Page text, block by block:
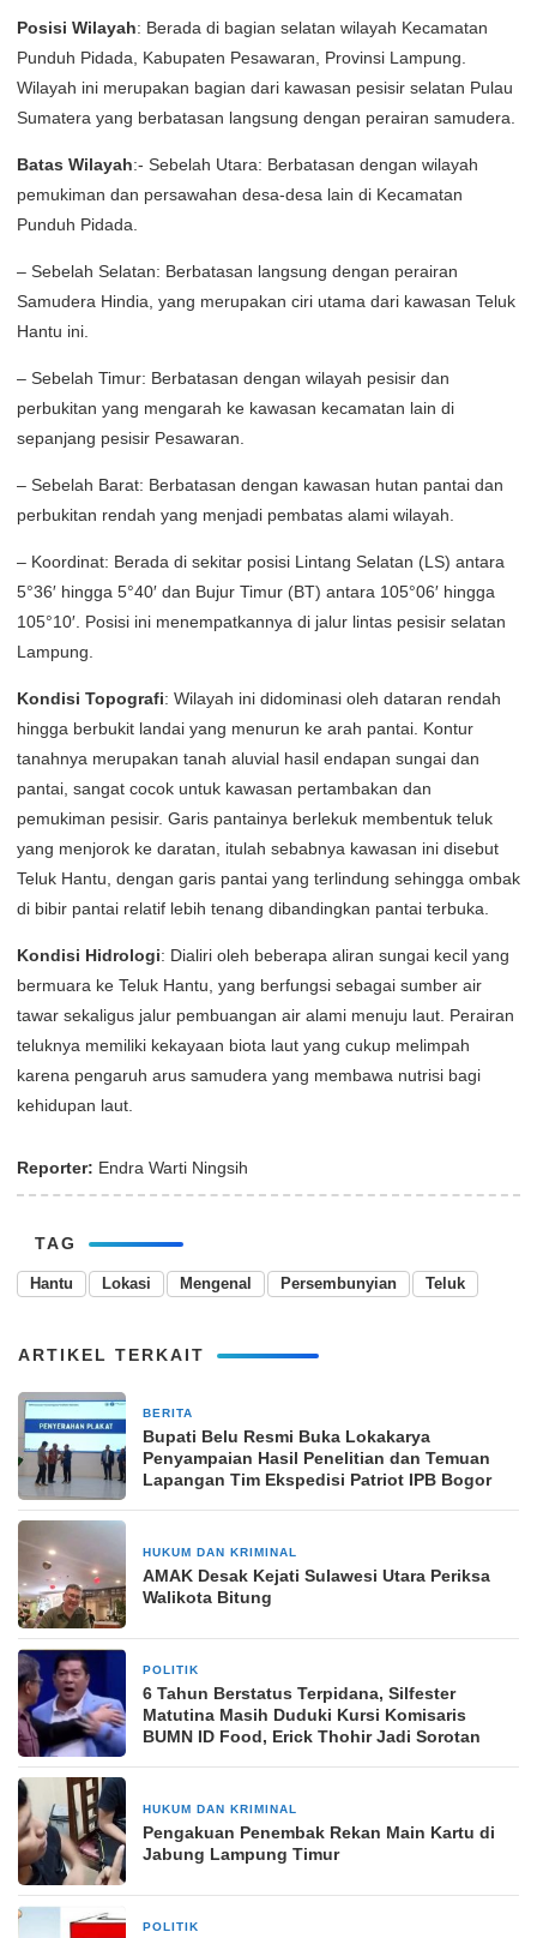
Posisi Wilayah: Berada di bagian selatan wilayah Kecamatan
Punduh Pidada, Kabupaten Pesawaran, Provinsi Lampung.
Wilayah ini merupakan bagian dari kawasan pesisir selatan Pulau
Sumatera yang berbatasan langsung dengan perairan samudera.
Batas Wilayah:- Sebelah Utara: Berbatasan dengan wilayah
pemukiman dan persawahan desa-desa lain di Kecamatan
Punduh Pidada.
– Sebelah Selatan: Berbatasan langsung dengan perairan
Samudera Hindia, yang merupakan ciri utama dari kawasan Teluk
Hantu ini.
– Sebelah Timur: Berbatasan dengan wilayah pesisir dan
perbukitan yang mengarah ke kawasan kecamatan lain di
sepanjang pesisir Pesawaran.
– Sebelah Barat: Berbatasan dengan kawasan hutan pantai dan
perbukitan rendah yang menjadi pembatas alami wilayah.
– Koordinat: Berada di sekitar posisi Lintang Selatan (LS) antara
5°36′ hingga 5°40′ dan Bujur Timur (BT) antara 105°06′ hingga
105°10′. Posisi ini menempatkannya di jalur lintas pesisir selatan
Lampung.
Kondisi Topografi: Wilayah ini didominasi oleh dataran rendah
hingga berbukit landai yang menurun ke arah pantai. Kontur
tanahnya merupakan tanah aluvial hasil endapan sungai dan
pantai, sangat cocok untuk kawasan pertambakan dan
pemukiman pesisir. Garis pantainya berlekuk membentuk teluk
yang menjorok ke daratan, itulah sebabnya kawasan ini disebut
Teluk Hantu, dengan garis pantai yang terlindung sehingga ombak
di bibir pantai relatif lebih tenang dibandingkan pantai terbuka.
Kondisi Hidrologi: Dialiri oleh beberapa aliran sungai kecil yang
bermuara ke Teluk Hantu, yang berfungsi sebagai sumber air
tawar sekaligus jalur pembuangan air alami menuju laut. Perairan
teluknya memiliki kekayaan biota laut yang cukup melimpah
karena pengaruh arus samudera yang membawa nutrisi bagi
kehidupan laut.
Reporter: Endra Warti Ningsih
TAG
Hantu Lokasi Mengenal Persembunyian Teluk
ARTIKEL TERKAIT
BERITA
Bupati Belu Resmi Buka Lokakarya
Penyampaian Hasil Penelitian dan Temuan
Lapangan Tim Ekspedisi Patriot IPB Bogor
HUKUM DAN KRIMINAL
AMAK Desak Kejati Sulawesi Utara Periksa
Walikota Bitung
POLITIK
6 Tahun Berstatus Terpidana, Silfester
Matutina Masih Duduki Kursi Komisaris
BUMN ID Food, Erick Thohir Jadi Sorotan
HUKUM DAN KRIMINAL
Pengakuan Penembak Rekan Main Kartu di
Jabung Lampung Timur
POLITIK